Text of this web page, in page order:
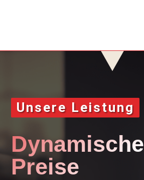
Unsere Leistung
Dynamische
Preise